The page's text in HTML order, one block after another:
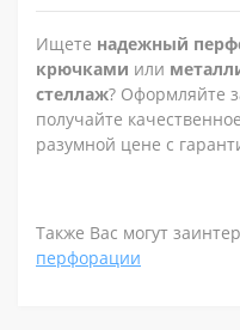
Ищете надежный
крючками или
стеллаж? Оформляйте
получайте
разумной цене с
Также Вас могут
перфорации